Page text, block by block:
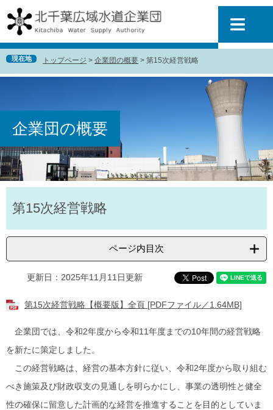
ー
ジ
の
先
。
ニ
ュ
ー
を
て
へ
現在地 トップページ > 企業団の概要 > 第15次経営戦略
企業団の概要
文第15次経営戦略
ページ内目次
更新日：2025年11月11日更新
第15次経営戦略【概要版】全頁 [PDFファイル／1.64MB]
企業団では、令和2年度から令和11年度までの10年間の経営戦略
を新たに策定しました。
この経営戦略は、経営の基本方針に従い、令和2年度から取り組む
べき施策及び財政収支の見通しを明らかにし、事業の透明性と健全
性の確保に留意した計画的な経営を推進することを目的としていま